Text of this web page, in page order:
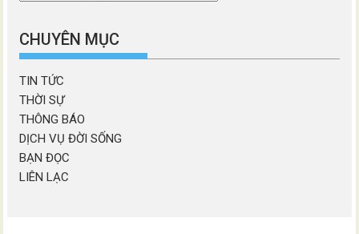
mục
CHUYÊN MỤC
TIN TỨC
THỜI SỰ
THÔNG BÁO
DỊCH VỤ ĐỜI SỐNG
BẠN ĐỌC
LIÊN LẠC